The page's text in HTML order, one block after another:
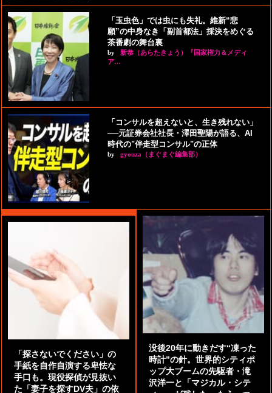
「玉虫色」では虫にも失礼。維新“悲
願”の中身なき「副首都法」採決をめぐる
茶番劇の舞台裏
by
新恭（あらたきょう）『国家権力＆メディ
ア…
「コンサルを超えないと、生き残れない」
──元証券会社社長・澤田聖陽が語る、AI
時代の"伴走型コンサル"の正体
by gyouza（まぐまぐ編集部）
「探さないでください」の
手紙を自作自演する卑怯な
手口も。現役探偵が見抜い
た「妻子を探すDV夫」の依
没後20年に動きだす“凍った
時計”の針。世界的シティポ
ップ大ブームの先駆者・滝
沢洋一と「マジカル・シテ